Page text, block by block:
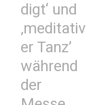
digt‘ und
‚meditativ
er Tanz’
während
der